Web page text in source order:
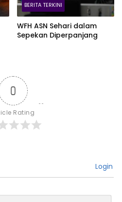
BERITA TERKINI
WFH ASN Sehari dalam
Sepekan Diperpanjang
0
Rating
Login